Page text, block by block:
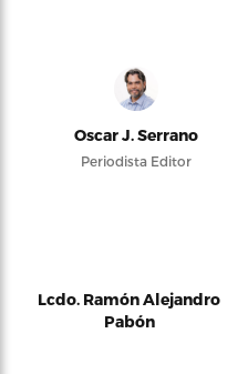
Oscar J. Serrano
Periodista Editor
Lcdo. Ramón Alejandro
Pabón